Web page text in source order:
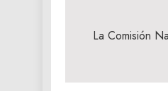
de
La Comisión